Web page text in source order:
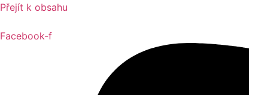
Přejít k obsahu
Facebook-f